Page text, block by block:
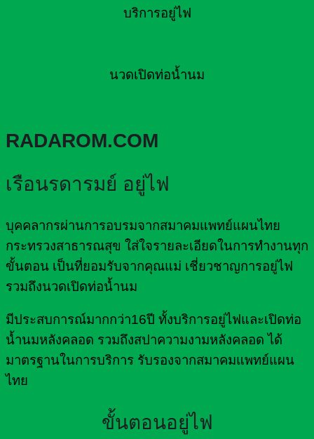
บริการอยู่ไฟ
นวดเปิดท่อน้ำนม
RADAROM.COM
เรือนรดารมย์ อยู่ไฟ
บุคคลากรผ่านการอบรมจากสมาคมแพทย์แผนไทย
กระทรวงสาธารณสุข ใส่ใจรายละเอียดในการทำงานทุก
ขั้นตอน เป็นที่ยอมรับจากคุณแม่ เชี่ยวชาญการอยู่ไฟ
รวมถึงนวดเปิดท่อน้ำนม
มีประสบการณ์มากกว่า16ปี ทั้งบริการอยู่ไฟและเปิดท่อ
น้ำนมหลังคลอด รวมถึงสปาความงามหลังคลอด ได้
มาตรฐานในการบริการ รับรองจากสมาคมแพทย์แผน
ไทย
ขั้นตอนอยู่ไฟ